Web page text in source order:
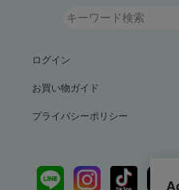
ログイン
お買い物ガイド
プライバシーポリシー